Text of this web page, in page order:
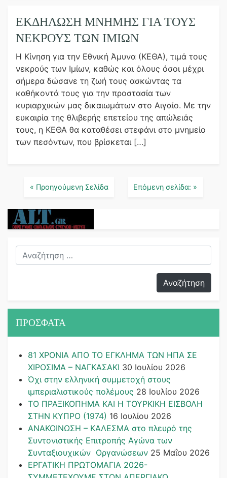
ΕΚΔΉΛΩΣΗ ΜΝΉΜΗΣ ΓΙΑ ΤΟΥΣ
ΝΕΚΡΟΎΣ ΤΩΝ ΙΜΊΩΝ
Η Κίνηση για την Εθνική Άμυνα (ΚΕΘΑ), τιμά τους
νεκρούς των Ιμίων, καθώς και όλους όσοι μέχρι
σήμερα δώσανε τη ζωή τους ασκώντας τα
καθήκοντά τους για την προστασία των
κυριαρχικών μας δικαιωμάτων στο Αιγαίο. Με την
ευκαιρία της θλιβερής επετείου της απώλειάς
τους, η ΚΕΘΑ θα καταθέσει στεφάνι στο μνημείο
των πεσόντων, που βρίσκεται […]
« Προηγούμενη Σελίδα Επόμενη σελίδα: »
ΠΡΟΣΦΑΤΑ
81 ΧΡΟΝΙΑ ΑΠΟ ΤΟ ΕΓΚΛΗΜΑ ΤΩΝ ΗΠΑ ΣΕ
ΧΙΡΟΣΙΜΑ – ΝΑΓΚΑΣΑΚΙ 30 Ιουλίου 2026
Όχι στην ελληνική συμμετοχή στους
ιμπεριαλιστικούς πολέμους 28 Ιουλίου 2026
ΤΟ ΠΡΑΞΙΚΟΠΗΜΑ ΚΑΙ H ΤΟΥΡΚΙΚΗ ΕΙΣΒΟΛΗ
ΣΤΗΝ ΚΥΠΡΟ (1974) 16 Ιουλίου 2026
ΑΝΑΚΟΙΝΩΣΗ – ΚΑΛΕΣΜΑ στο πλευρό της
Συντονιστικής Επιτροπής Αγώνα των
Συνταξιουχικών Οργανώσεων 25 Μαΐου 2026
ΕΡΓΑΤΙΚΗ ΠΡΩΤΟΜΑΓΙΑ 2026-